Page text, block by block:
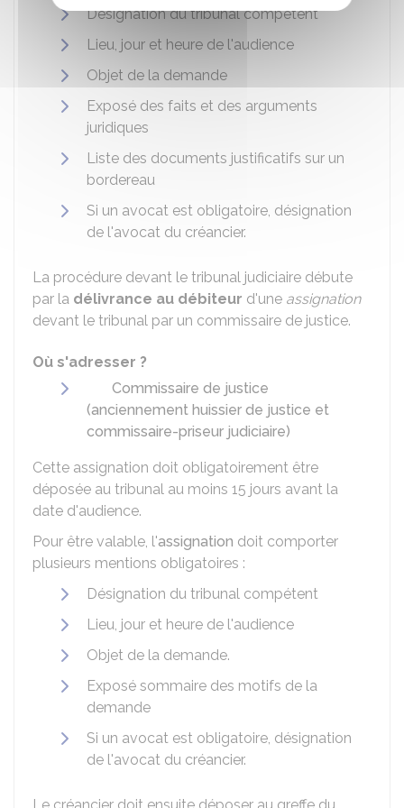
Désignation du tribunal compétent
Lieu, jour et heure de l'audience
Objet de la demande
Exposé des faits et des arguments
juridiques
Liste des documents justificatifs sur un
bordereau
Si un avocat est obligatoire, désignation
de l'avocat du créancier.
La procédure devant le tribunal judiciaire débute
par la délivrance au débiteur d'une assignation
devant le tribunal par un commissaire de justice.
Où s'adresser ?
Commissaire de justice
(anciennement huissier de justice et
commissaire-priseur judiciaire)
Cette assignation doit obligatoirement être
déposée au tribunal au moins 15 jours avant la
date d'audience.
Pour être valable, l'assignation doit comporter
plusieurs mentions obligatoires :
Désignation du tribunal compétent
Lieu, jour et heure de l'audience
Objet de la demande.
Exposé sommaire des motifs de la
demande
Si un avocat est obligatoire, désignation
de l'avocat du créancier.